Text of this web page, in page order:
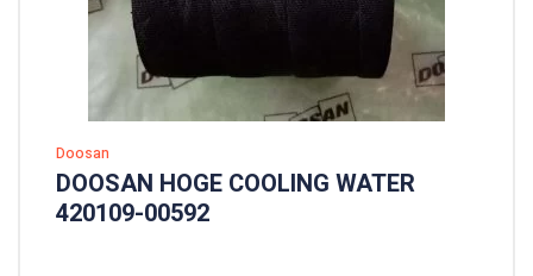
Doosan
DOOSAN HOGE COOLING WATER
420109-00592